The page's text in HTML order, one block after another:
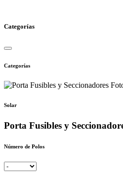
Categorías
Categorías
Solar
Porta Fusibles y
Número de Polos